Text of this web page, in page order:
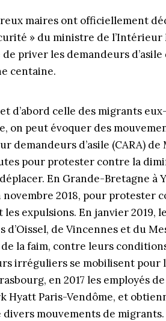
maires ont officiellement
» du ministre de l’Intérieur
priver les demandeurs
centaine.
d’abord celle des migrants
on peut évoquer des
demandeurs d’asile (CARA) de
pour protester contre la
En Grande-Bretagne à
2018, pour protester
expulsions. En janvier 2019,
de Vincennes et du
la faim, contre leurs
irréguliers se mobilisent pour
en 2017 les employés
Hyatt Paris-Vendôme, et
divers mouvements de